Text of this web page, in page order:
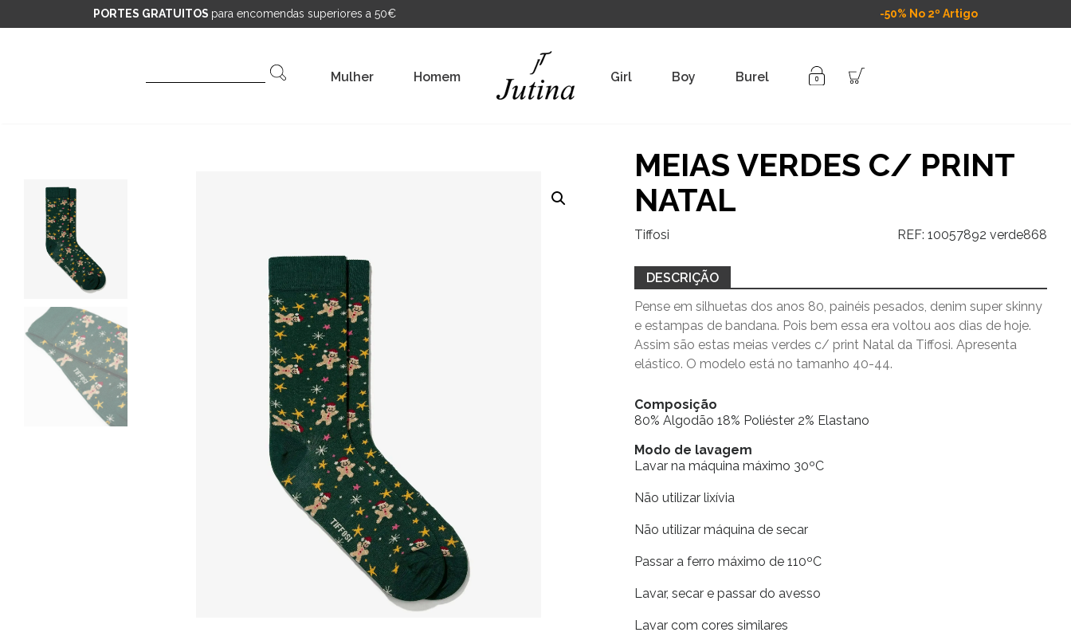
PORTES GRATUITOS para encomendas superiores a 50€ -50% No 2º Artigo
Mulher Homem Girl Boy Burel
MEIAS VERDES C/ PRINT
NATAL
Tiffosi REF: 10057892 verde868
DESCRIÇÃO
Pense em silhuetas dos anos 80, painéis pesados, denim super skinny
e estampas de bandana. Pois bem essa era voltou aos dias de hoje.
Assim são estas meias verdes c/ print Natal da Tiffosi. Apresenta
elástico. O modelo está no tamanho 40-44.
Composição
80% Algodão 18% Poliéster 2% Elastano
Modo de lavagem
Lavar na máquina máximo 30ºC
Não utilizar lixívia
Não utilizar máquina de secar
Passar a ferro máximo de 110ºC
Lavar, secar e passar do avesso
Lavar com cores similares